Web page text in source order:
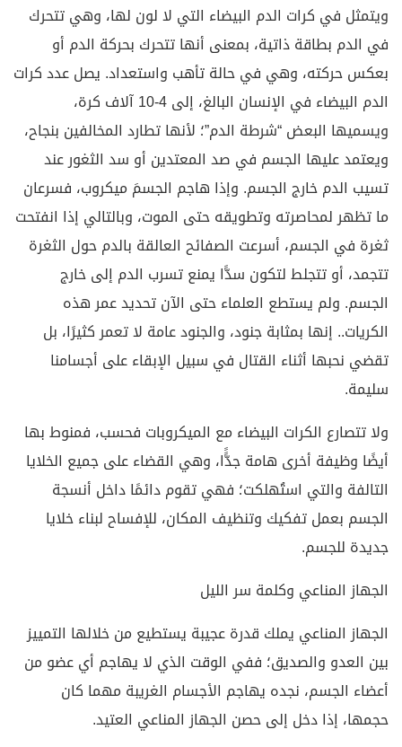
ويتمثل في كرات الدم البيضاء التي لا لون لها، وهي تتحرك
في الدم بطاقة ذاتية، بمعنى أنها تتحرك بحركة الدم أو
بعكس حركته، وهي في حالة تأهب واستعداد. يصل عدد كرات
الدم البيضاء في الإنسان البالغ، إلى 4-10 آلاف كرة،
ويسميها البعض “شرطة الدم”؛ لأنها تطارد المخالفين بنجاح،
ويعتمد عليها الجسم في صد المعتدين أو سد الثغور عند
تسيب الدم خارج الجسم. وإذا هاجم الجسمَ ميكروب، فسرعان
ما تظهر لمحاصرته وتطويقه حتى الموت، وبالتالي إذا انفتحت
ثغرة في الجسم، أسرعت الصفائح العالقة بالدم حول الثغرة
تتجمد، أو تتجلط لتكون سدًّا يمنع تسرب الدم إلى خارج
الجسم. ولم يستطع العلماء حتى الآن تحديد عمر هذه
الكريات.. إنها بمثابة جنود، والجنود عامة لا تعمر كثيرًا، بل
تقضي نحبها أثناء القتال في سبيل الإبقاء على أجسامنا
سليمة.
ولا تتصارع الكرات البيضاء مع الميكروبات فحسب، فمنوط بها
أيضًا وظيفة أخرى هامة جدًًّا، وهي القضاء على جميع الخلايا
التالفة والتي استُهلكت؛ فهي تقوم دائمًا داخل أنسجة
الجسم بعمل تفكيك وتنظيف المكان، للإفساح لبناء خلايا
جديدة للجسم.
الجهاز المناعي وكلمة سر الليل
الجهاز المناعي يملك قدرة عجيبة يستطيع من خلالها التمييز
بين العدو والصديق؛ ففي الوقت الذي لا يهاجم أي عضو من
أعضاء الجسم، نجده يهاجم الأجسام الغريبة مهما كان
حجمها، إذا دخل إلى حصن الجهاز المناعي العتيد.